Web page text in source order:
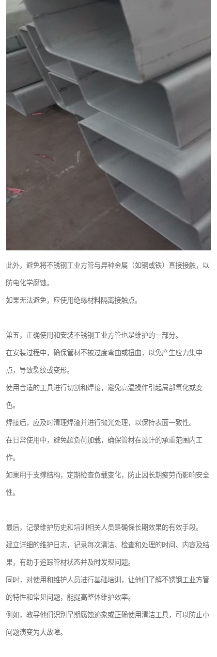
此外，避免将不锈钢工业方管与异种金属（如铜或铁）直接接触，以
防电化学腐蚀。
如果无法避免，应使用绝缘材料隔离接触点。
第五，正确使用和安装不锈钢工业方管也是维护的一部分。
在安装过程中，确保管材不被过度弯曲或扭曲，以免产生应力集中
点，导致裂纹或变形。
使用合适的工具进行切割和焊接，避免高温操作引起局部氧化或变
色。
焊接后，应及时清理焊渣并进行抛光处理，以保持表面一致性。
在日常使用中，避免超负荷加载，确保管材在设计的承重范围内工
作。
如果用于支撑结构，定期检查负载变化，防止因长期疲劳而影响安全
性。
最后，记录维护历史和培训相关人员是确保长期效果的有效手段。
建立详细的维护日志，记录每次清洁、检查和处理的时间、内容及结
果，有助于追踪管材状态并及时发现问题。
同时，对使用和维护人员进行基础培训，让他们了解不锈钢工业方管
的特性和常见问题，能提高整体维护效率。
例如，教导他们识别早期腐蚀迹象或正确使用清洁工具，可以防止小
问题演变为大故障。